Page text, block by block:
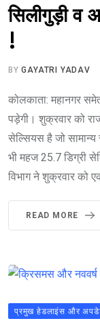
सिलीगुड़ी व
!
BYGAYATRI YADAV
कोलकाता: महानगर
पड़ेगी। शुक्रवार को
सेल्सियस है जो
भी महज 25.7 डिग्री
विभाग ने शुक्रवार को
READ MORE
प्रमुख हेडलाइंस और